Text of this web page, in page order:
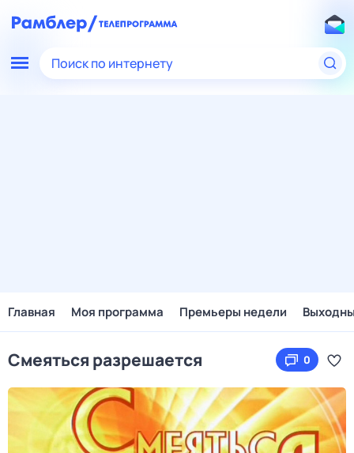
Поиск по интернету
Главная Моя программа Премьеры недели
Смеяться разрешается 0